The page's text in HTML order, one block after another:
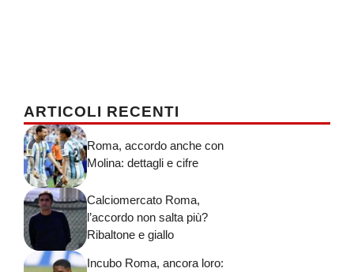
ARTICOLI RECENTI
Roma, accordo anche con
Molina: dettagli e cifre
Calciomercato Roma,
l’accordo non salta più?
Ribaltone e giallo
Incubo Roma, ancora loro: